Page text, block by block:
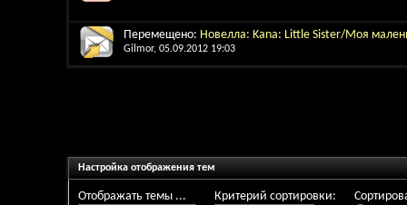
Перемещено: Новелла: Kana: Little Sister/Моя
Gilmor, 05.09.2012 19:03
Настройка отображения тем
Отображать темы ... Критерий сортировки: